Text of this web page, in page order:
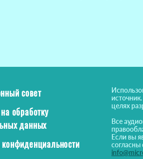
совет
обработку
данных
целях
Все
Если вы